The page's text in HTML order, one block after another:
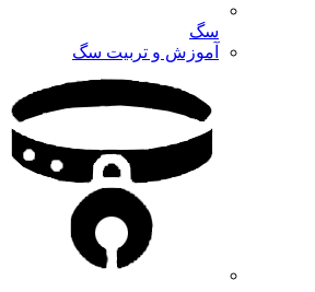
سگ
آموزش و تربیت سگ